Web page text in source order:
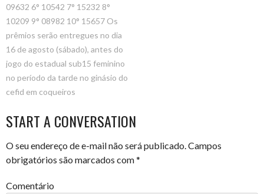
09632 6° 10542 7° 15232 8°
10209 9° 08982 10° 15657 Os
prêmios serão entregues no dia
16 de agosto (sábado), antes do
jogo do estadual sub15 feminino
no período da tarde no ginásio do
cefid em coqueiros
START A CONVERSATION
O seu endereço de e-mail não será publicado.Campos
obrigatórios são marcados com*
Comentário